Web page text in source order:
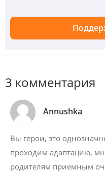
3 комментария
Annushka
Вы герои, это
проходим адаптацию,
родителям приемным